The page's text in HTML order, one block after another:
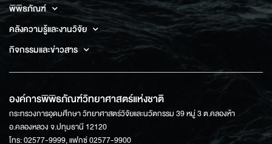
พิพิธภัณฑ์
คลังความรู้และงานวิจัย
กิจกรรมและข่าวสาร
องค์การพิพิธภัณฑ์วิทยาศาสตร์แห่งชาติ
กระทรวงการอุดมศึกษา วิทยาศาสตร์วิจัยและนวัตกรรม 39 หมู่ 3 ต.คลองห้า
อ.คลองหลวง จ.ปทุมธานี 12120
โทร: 02577-9999, แฟกซ์ 02577-9900